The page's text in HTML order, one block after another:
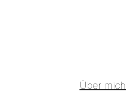
Über mich